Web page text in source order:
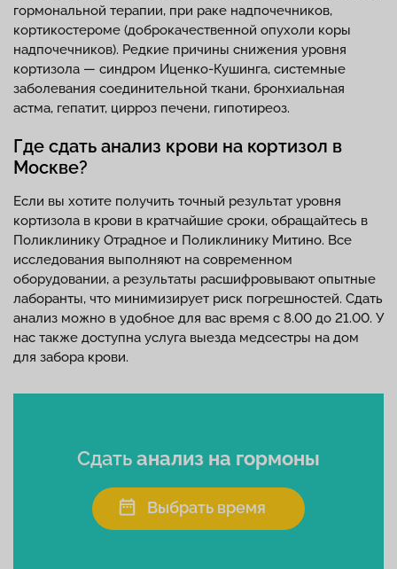
гормональной терапии, при раке надпочечников,
кортикостероме (доброкачественной опухоли коры
надпочечников). Редкие причины снижения уровня
кортизола — синдром Иценко-Кушинга, системные
заболевания соединительной ткани, бронхиальная
астма, гепатит, цирроз печени, гипотиреоз.
Где сдать анализ крови на кортизол в
Москве?
Если вы хотите получить точный результат уровня
кортизола в крови в кратчайшие сроки, обращайтесь в
Поликлинику Отрадное и Поликлинику Митино. Все
исследования выполняют на современном
оборудовании, а результаты расшифровывают опытные
лаборанты, что минимизирует риск погрешностей. Сдать
анализ можно в удобное для вас время с 8.00 до 21.00. У
нас также доступна услуга выезда медсестры на дом
для забора крови.
Сдатьанализ на гормоны
Выбрать время